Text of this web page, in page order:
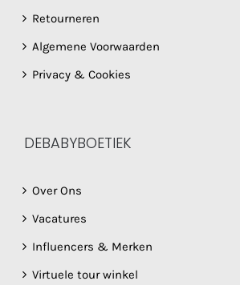
Retourneren
Algemene Voorwaarden
Privacy & Cookies
DEBABYBOETIEK
Over Ons
Vacatures
Influencers & Merken
Virtuele tour winkel